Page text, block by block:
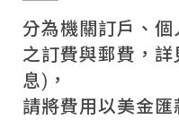
分為機關訂戶、個
之訂費與郵費，
息)，
請將費用以美金匯